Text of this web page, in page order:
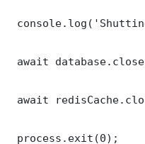
await
await
process.exit(0);